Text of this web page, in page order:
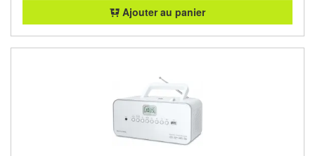
Ajouter au panier